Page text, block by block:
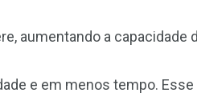
aumentando a capacidade
e em menos tempo.